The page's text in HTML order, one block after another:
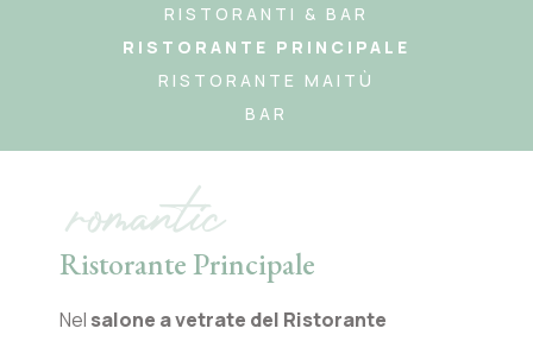
RISTORANTI & BAR
RISTORANTE PRINCIPALE
RISTORANTE MAITÙ
BAR
Ristorante Principale
romantic
Nel salone a vetrate del Ristorante